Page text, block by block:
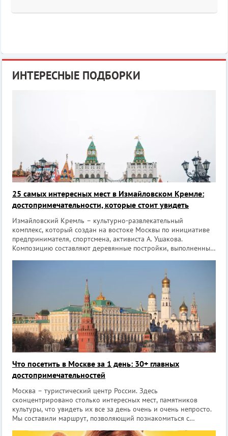
ИНТЕРЕСНЫЕ ПОДБОРКИ
25 самых интересных мест в Измайловском Кремле:
достопримечательности, которые стоит увидеть
Измайловский Кремль – культурно-развлекательный
комплекс, который создан на востоке Москвы по инициативе
предпринимателя, спортсмена, активиста А. Ушакова.
Композицию составляют деревянные постройки, выполненные
Что посетить в Москве за 1 день: 30+ главных
достопримечательностей
Москва – туристический центр России. Здесь
сконцентрировано столько интересных мест, памятников
культуры, что увидеть их все за день очень и очень непросто.
Мы составили маршрут, позволяющий познакомиться с